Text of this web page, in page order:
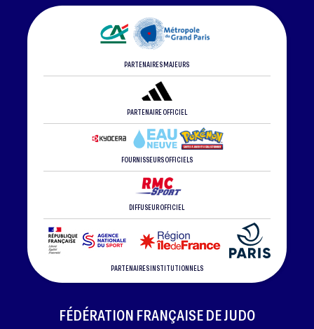
PARTENAIRES MAJEURS
PARTENAIRE OFFICIEL
FOURNISSEURS OFFICIELS
DIFFUSEUR OFFICIEL
PARTENAIRES INSTITUTIONNELS
FÉDÉRATION FRANÇAISE DE JUDO